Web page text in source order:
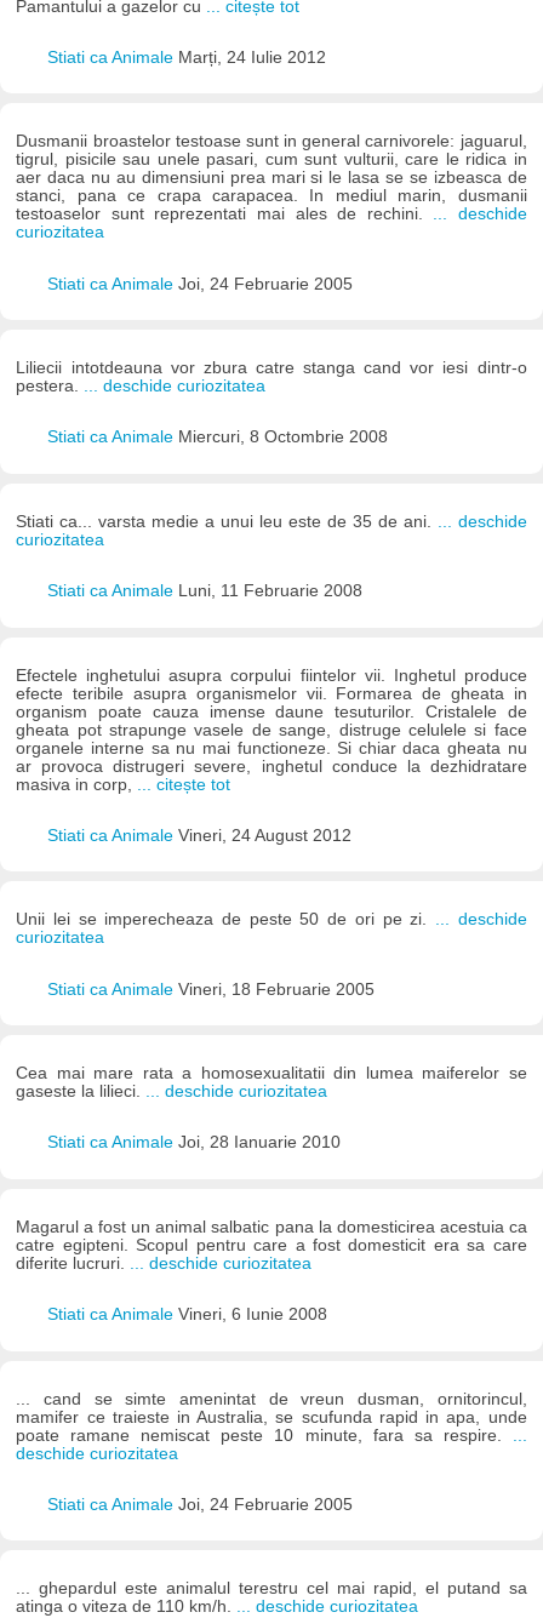
Pamantului a gazelor cu ... citește tot
Stiati ca Animale Marți, 24 Iulie 2012
Dusmanii broastelor testoase sunt in general carnivorele: jaguarul,
tigrul, pisicile sau unele pasari, cum sunt vulturii, care le ridica in
aer daca nu au dimensiuni prea mari si le lasa se se izbeasca de
stanci, pana ce crapa carapacea. In mediul marin, dusmanii
testoaselor sunt reprezentati mai ales de rechini. ... deschide
curiozitatea
Stiati ca Animale Joi, 24 Februarie 2005
Liliecii intotdeauna vor zbura catre stanga cand vor iesi dintr-o
pestera. ... deschide curiozitatea
Stiati ca Animale Miercuri, 8 Octombrie 2008
Stiati ca... varsta medie a unui leu este de 35 de ani.
... deschide
curiozitatea
Stiati ca Animale Luni, 11 Februarie 2008
Efectele inghetului asupra corpului fiintelor vii. Inghetul produce
efecte teribile asupra organismelor vii. Formarea de gheata in
organism poate cauza imense daune tesuturilor. Cristalele de
gheata pot strapunge vasele de sange, distruge celulele si face
organele interne sa nu mai functioneze. Si chiar daca gheata nu
ar provoca distrugeri severe, inghetul conduce la dezhidratare
masiva in corp,
... citește tot
Stiati ca Animale Vineri, 24 August 2012
Unii lei se imperecheaza de peste 50 de ori pe zi. ... deschide
curiozitatea
Stiati ca Animale Vineri, 18 Februarie 2005
Cea mai mare rata a homosexualitatii din lumea maiferelor se
gaseste la lilieci. ... deschide curiozitatea
Stiati ca Animale Joi, 28 Ianuarie 2010
Magarul a fost un animal salbatic pana la domesticirea acestuia ca
catre egipteni. Scopul pentru care a fost domesticit era sa care
diferite lucruri.
... deschide curiozitatea
Stiati ca Animale Vineri, 6 Iunie 2008
... cand se simte amenintat de vreun dusman, ornitorincul,
mamifer ce traieste in Australia, se scufunda rapid in apa, unde
poate ramane nemiscat peste 10 minute, fara sa respire.
deschide curiozitatea
Stiati ca Animale Joi, 24 Februarie 2005
... ghepardul este animalul terestru cel mai rapid, el putand sa
atinga o viteza de 110 km/h. ... deschide curiozitatea